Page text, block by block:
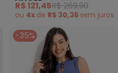
R$ 121,45R$ 269,90
ou 4x de R$ 30,36 sem juros
-35%